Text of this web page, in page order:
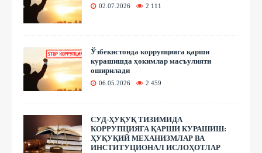
02.07.2026 2 111
Ўзбекистонда коррупцияга қарши
курашишда ҳокимлар масъулияти
оширилади
06.05.2026 2 459
СУД-ҲУҚУҚ ТИЗИМИДА
КОРРУПЦИЯГА ҚАРШИ КУРАШИШ:
ҲУҚУҚИЙ МЕХАНИЗМЛАР ВА
ИНСТИТУЦИОНАЛ ИСЛОҲОТЛАР